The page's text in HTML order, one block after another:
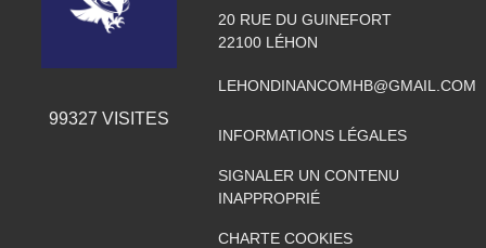
99327 VISITES
20 RUE DU GUINEFORT
22100 LÉHON
LEHONDINANCOMHB@GMAIL.COM
INFORMATIONS LÉGALES
SIGNALER UN CONTENU
INAPPROPRIÉ
CHARTE COOKIES